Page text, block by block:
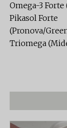
Omega-3
Pikasol
(Pronova/
Triomega